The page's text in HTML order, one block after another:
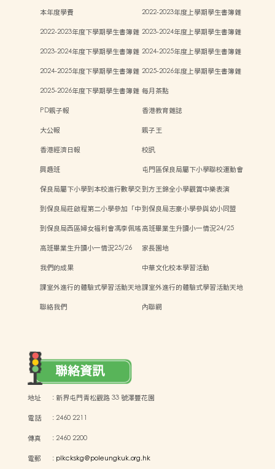
本年度學費
2022-2023年度上學期學生書簿雜
2022-2023年度下學期學生書簿雜 2023-2024年度上學期學生書簿雜
2023-2024年度下學期學生書簿雜 2024-2025年度上學期學生書簿雜
2024-2025年度下學期學生書簿雜 2025-2026年度上學期學生書簿雜
2025-2026年度下學期學生書簿雜 每月茶點
PD親子報
香港教育雜誌
大公報
親子王
香港經濟日報
校訊
興趣班
屯門區保良局屬下小學聯校運動會
保良局屬下小學到本校進行數學交到方王錦全小學觀賞中樂表演
到保良局莊啟程第二小學參加「中到保良局志豪小學參與幼小同盟
到保良局西區婦女福利會馮李佩瑤高班畢業生升讀小一情況24/25
高班畢業生升讀小一情況25/26
家長園地
我們的成果
中華文化校本學習活動
課室外進行的體驗式學習活動天地課室外進行的體驗式學習活動天地
聯絡我們
內聯網
聯絡資訊
地址 :新界屯門青松觀路 33 號澤豐花園
電話 :2460 2211
傳真 :2460 2200
電郵 : plkckskg@poleungkuk.org.hk